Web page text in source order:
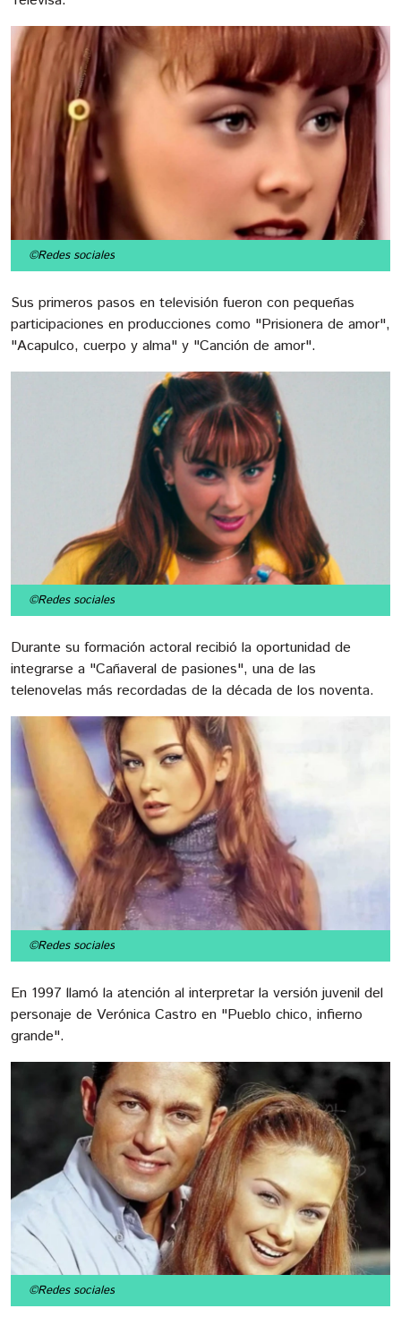
©Redes sociales
Sus primeros pasos en televisión fueron con pequeñas
participaciones en producciones como "Prisionera de amor",
"Acapulco, cuerpo y alma" y "Canción de amor".
©Redes sociales
Durante su formación actoral recibió la oportunidad de
integrarse a "Cañaveral de pasiones", una de las
telenovelas más recordadas de la década de los noventa.
©Redes sociales
En 1997 llamó la atención al interpretar la versión juvenil del
personaje de Verónica Castro en "Pueblo chico, infierno
grande".
©Redes sociales